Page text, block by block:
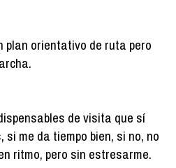
plan orientativo de ruta pero
de visita que sí
si me da tiempo bien, si no, no
ritmo, pero sin estresarme.